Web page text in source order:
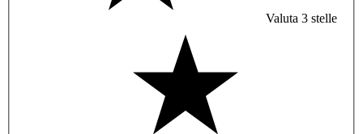
Valuta 3 stelle